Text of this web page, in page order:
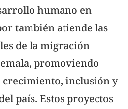
humano en
también atiende las
de la migración
promoviendo
crecimiento, inclusión y
país. Estos proyectos